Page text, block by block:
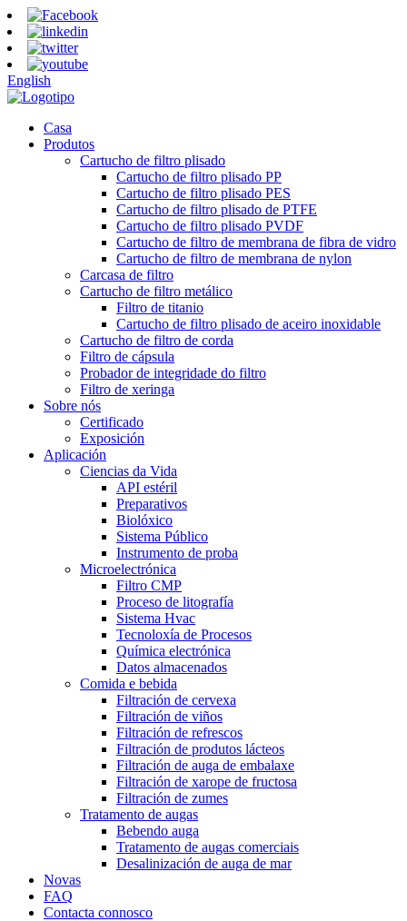
English
Casa
Produtos
Cartucho de filtro plisado
Cartucho de filtro plisado PP
Cartucho de filtro plisado PES
Cartucho de filtro plisado de PTFE
Cartucho de filtro plisado PVDF
Cartucho de filtro de membrana de fibra de vidro
Cartucho de filtro de membrana de nylon
Carcasa de filtro
Cartucho de filtro metálico
Filtro de titanio
Cartucho de filtro plisado de aceiro inoxidable
Cartucho de filtro de corda
Filtro de cápsula
Probador de integridade do filtro
Filtro de xeringa
Sobre nós
Certificado
Exposición
Aplicación
Ciencias da Vida
API estéril
Preparativos
Biolóxico
Sistema Público
Instrumento de proba
Microelectrónica
Filtro CMP
Proceso de litografía
Sistema Hvac
Tecnoloxía de Procesos
Química electrónica
Datos almacenados
Comida e bebida
Filtración de cervexa
Filtración de viños
Filtración de refrescos
Filtración de produtos lácteos
Filtración de auga de embalaxe
Filtración de xarope de fructosa
Filtración de zumes
Tratamento de augas
Bebendo auga
Tratamento de augas comerciais
Desalinización de auga de mar
Novas
FAQ
Contacta connosco